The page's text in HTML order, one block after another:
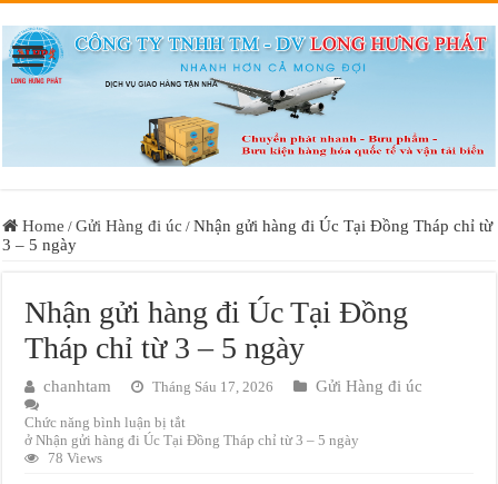
Home / Gửi Hàng đi úc / Nhận gửi hàng đi Úc Tại Đồng Tháp chỉ từ
3 – 5 ngày
Nhận gửi hàng đi Úc Tại Đồng
Tháp chỉ từ 3 – 5 ngày
chanhtam Tháng Sáu 17, 2026 Gửi Hàng đi úc
Chức năng bình luận bị tắt
ở Nhận gửi hàng đi Úc Tại Đồng Tháp chỉ từ 3 – 5 ngày
78 Views